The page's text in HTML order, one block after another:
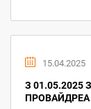
15.04.2025
З 01.05.2025